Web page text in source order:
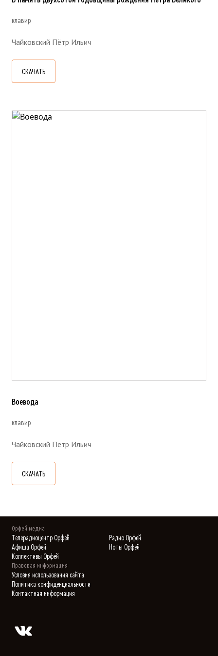
клавир
Чайковский Пётр Ильич
СКАЧАТЬ
Воевода
клавир
Чайковский Пётр Ильич
СКАЧАТЬ
Орфей медиа
Телерадиоцентр Орфей
Радио Орфей
Афиша Орфей
Ноты Орфей
Коллективы Орфей
Правовая информация
Условия использования сайта
Политика конфиденциальности
Контактная информация